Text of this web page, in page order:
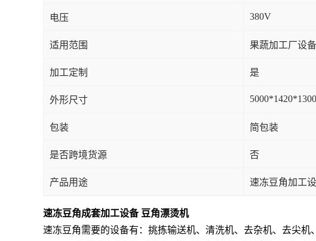
电压 380V
适用范围 果蔬加工厂设
加工定制 是
外形尺寸
包装 简包装
是否跨境货源 否
产品用途 速冻豆角加工
速冻豆角成套加工设备 豆角漂烫机
速冻豆角需要的设备有：挑拣输送机、清洗机、去杂机、去尖